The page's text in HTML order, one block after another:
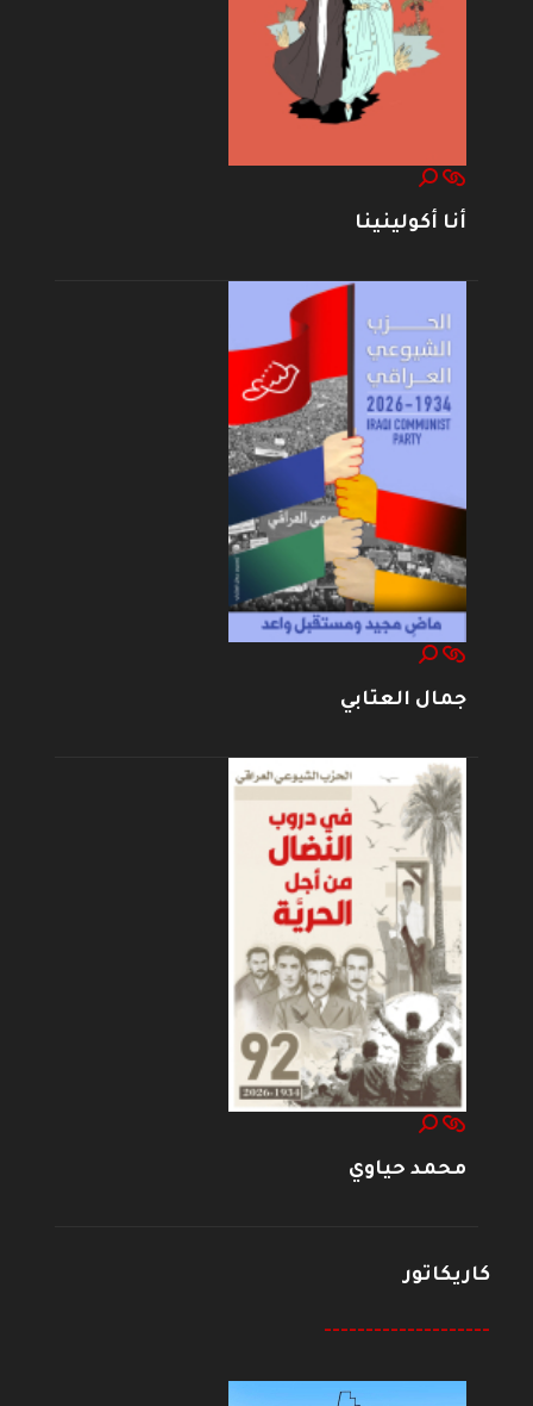
أنا أكولينينا
جمال العتابي
محمد حياوي
كاريكاتور
--------------------